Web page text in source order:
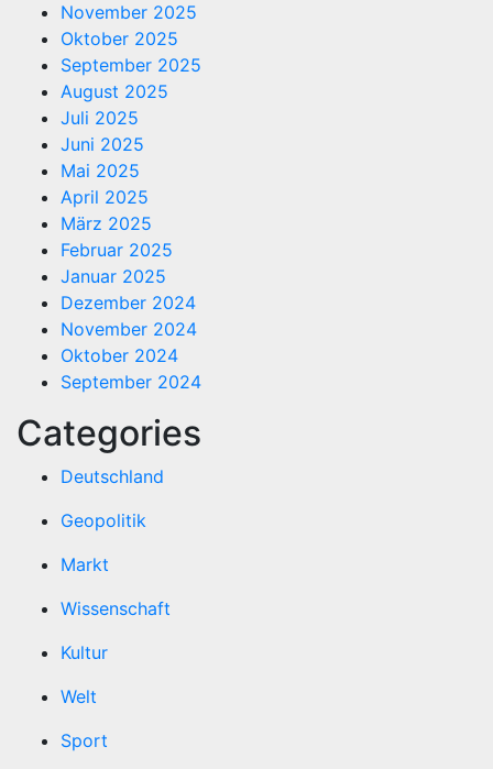
November 2025
Oktober 2025
September 2025
August 2025
Juli 2025
Juni 2025
Mai 2025
April 2025
März 2025
Februar 2025
Januar 2025
Dezember 2024
November 2024
Oktober 2024
September 2024
Categories
Deutschland
Geopolitik
Markt
Wissenschaft
Kultur
Welt
Sport